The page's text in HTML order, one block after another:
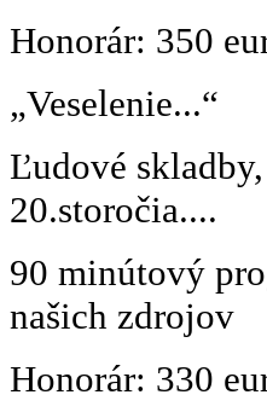
Honorár: 350
„Veselenie...“
Ľudové
20.storočia....
90 minútový
našich zdrojov
Honorár: 330